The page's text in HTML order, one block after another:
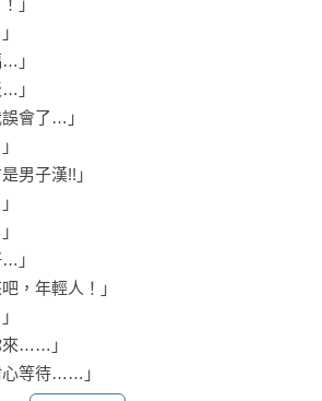
」
」
」
會了…」
男子漢!!」
」
，年輕人！」
來……」
心等待……」